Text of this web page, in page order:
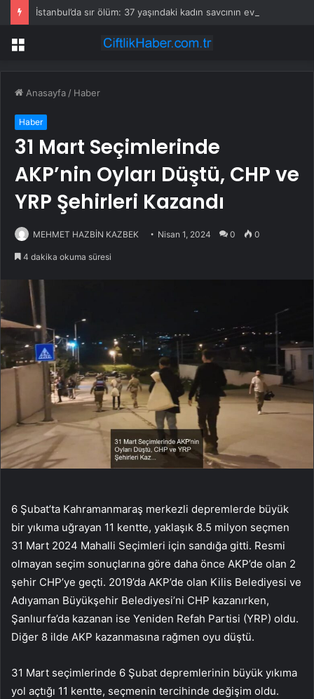
Menü
Anasayfa / Haber
Haber
31 Mart Seçimlerinde
AKP’nin Oyları Düştü, CHP ve
YRP Şehirleri Kazandı
MEHMET HAZBİN KAZBEK Nisan 1, 2024 0 0
4 dakika okuma süresi
6 Şubat’ta Kahramanmaraş merkezli depremlerde büyük
bir yıkıma uğrayan 11 kentte, yaklaşık 8.5 milyon seçmen
31 Mart 2024 Mahalli Seçimleri için sandığa gitti. Resmi
olmayan seçim sonuçlarına göre daha önce AKP’de olan 2
şehir CHP’ye geçti. 2019’da AKP’de olan Kilis Belediyesi ve
Adıyaman Büyükşehir Belediyesi’ni CHP kazanırken,
Şanlıurfa’da kazanan ise Yeniden Refah Partisi (YRP) oldu.
Diğer 8 ilde AKP kazanmasına rağmen oyu düştü.
31 Mart seçimlerinde 6 Şubat depremlerinin büyük yıkıma
yol açtığı 11 kentte, seçmenin tercihinde değişim oldu.